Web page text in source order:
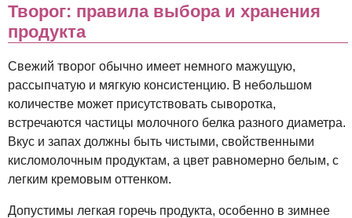
Творог: правила выбора и хранения
продукта
Свежий творог обычно имеет немного мажущую,
рассыпчатую и мягкую консистенцию. В небольшом
количестве может присутствовать сыворотка,
встречаются частицы молочного белка разного диаметра.
Вкус и запах должны быть чистыми, свойственными
кисломолочным продуктам, а цвет равномерно белым, с
легким кремовым оттенком.
Допустимы легкая горечь продукта, особенно в зимнее